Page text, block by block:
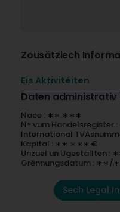
Zousätzlech
Eis Aktivitéiten
Daten administrativ
Nace : ∗∗.∗∗∗
N° vum
International
Kapital : ∗∗ ∗∗∗ €
Unzuel un Ugestallten :
Grënnungsdatum :
Sech Legal